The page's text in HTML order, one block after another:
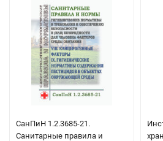
СанПиН 1.2.3685-21.
Санитарные правила и